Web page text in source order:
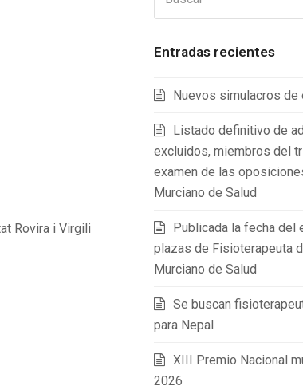
Rovira i Virgili
Entradas recientes
Nuevos simulacros de
Listado definitivo de
excluidos, miembros del
examen de las
Murciano de Salud
Publicada la fecha del
plazas de Fisioterapeuta
Murciano de Salud
Se buscan
para Nepal
XIII Premio Nacional
2026